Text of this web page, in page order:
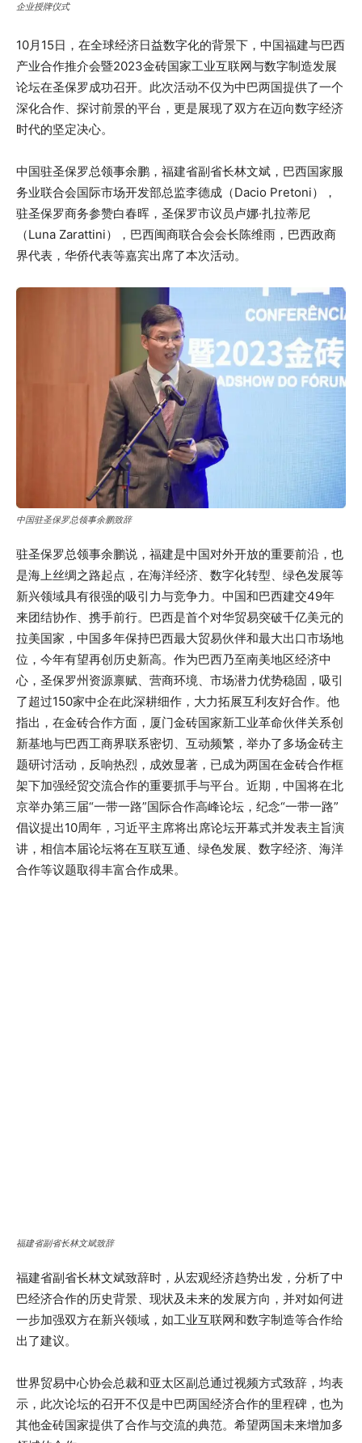
企业授牌仪式
10月15日，在全球经济日益数字化的背景下，中国福建与巴西
产业合作推介会暨2023金砖国家工业互联网与数字制造发展
论坛在圣保罗成功召开。此次活动不仅为中巴两国提供了一个
深化合作、探讨前景的平台，更是展现了双方在迈向数字经济
时代的坚定决心。
中国驻圣保罗总领事余鹏，福建省副省长林文斌，巴西国家服
务业联合会国际市场开发部总监李德成（Dacio Pretoni），
驻圣保罗商务参赞白春晖，圣保罗市议员卢娜·扎拉蒂尼
（Luna Zarattini），巴西闽商联合会会长陈维雨，巴西政商
界代表，华侨代表等嘉宾出席了本次活动。
中国驻圣保罗总领事余鹏致辞
驻圣保罗总领事余鹏说，福建是中国对外开放的重要前沿，也
是海上丝绸之路起点，在海洋经济、数字化转型、绿色发展等
新兴领域具有很强的吸引力与竞争力。中国和巴西建交49年
来团结协作、携手前行。巴西是首个对华贸易突破千亿美元的
拉美国家，中国多年保持巴西最大贸易伙伴和最大出口市场地
位，今年有望再创历史新高。作为巴西乃至南美地区经济中
心，圣保罗州资源禀赋、营商环境、市场潜力优势稳固，吸引
了超过150家中企在此深耕细作，大力拓展互利友好合作。他
指出，在金砖合作方面，厦门金砖国家新工业革命伙伴关系创
新基地与巴西工商界联系密切、互动频繁，举办了多场金砖主
题研讨活动，反响热烈，成效显著，已成为两国在金砖合作框
架下加强经贸交流合作的重要抓手与平台。近期，中国将在北
京举办第三届“一带一路”国际合作高峰论坛，纪念“一带一路”
倡议提出10周年，习近平主席将出席论坛开幕式并发表主旨演
讲，相信本届论坛将在互联互通、绿色发展、数字经济、海洋
合作等议题取得丰富合作成果。
福建省副省长林文斌致辞
福建省副省长林文斌致辞时，从宏观经济趋势出发，分析了中
巴经济合作的历史背景、现状及未来的发展方向，并对如何进
一步加强双方在新兴领域，如工业互联网和数字制造等合作给
出了建议。
世界贸易中心协会总裁和亚太区副总通过视频方式致辞，均表
示，此次论坛的召开不仅是中巴两国经济合作的里程碑，也为
其他金砖国家提供了合作与交流的典范。希望两国未来增加多